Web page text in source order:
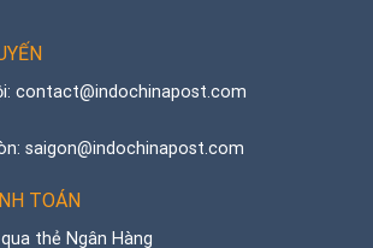
contact@indochinapost.com
saigon@indochinapost.com
TOÁN
thẻ Ngân Hàng